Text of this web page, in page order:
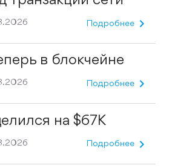
Подробнее chevron_right
в блокчейне
Подробнее chevron_right
на $67K
Подробнее chevron_right